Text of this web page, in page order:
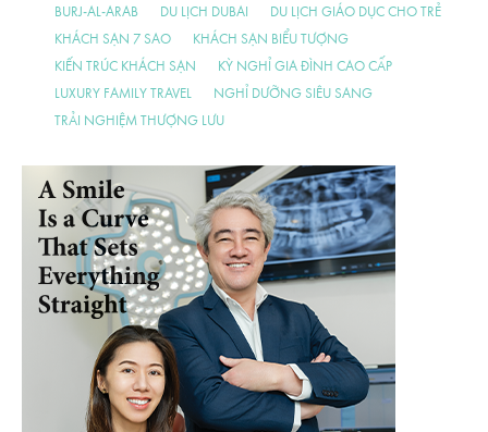
BURJ-AL-ARAB DU LỊCH DUBAI
DU LỊCH GIÁO DỤC CHO TRẺ
KHÁCH SẠN 7 SAO
KHÁCH SẠN BIỂU TƯỢNG
KIẾN TRÚC KHÁCH SẠN
KỲ NGHỈ GIA ĐÌNH CAO CẤP
LUXURY FAMILY TRAVEL
NGHỈ DƯỠNG SIÊU SANG
TRẢI NGHIỆM THƯỢNG LƯU